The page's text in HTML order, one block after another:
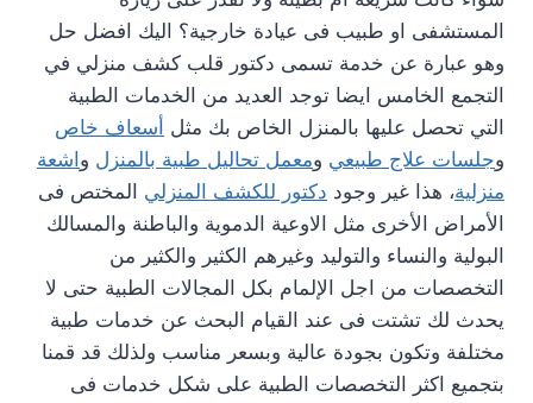
المستشفى او طبيب فى عيادة خارجية؟ اليك افضل حل
وهو عبارة عن خدمة تسمى دكتور قلب كشف منزلي في
التجمع الخامس ايضا توجد العديد من الخدمات الطبية
التي تحصل عليها بالمنزل الخاص بك مثل أسعاف خاص
وجلسات علاج طبيعي ومعمل تحاليل طبية بالمنزل و اشعة
منزلية، هذا غير وجود دكتور للكشف المنزلي المختص فى
الأمراض الأخرى مثل الاوعية الدموية والباطنة والمسالك
البولية والنساء والتوليد وغيرهم الكثير والكثير من
التخصصات من اجل الإلمام بكل المجالات الطبية حتى لا
يحدث لك تشتت فى عند القيام البحث عن خدمات طبية
مختلفة وتكون بجودة عالية وبسعر مناسب ولذلك قد قمنا
بتجميع اكثر التخصصات الطبية على شكل خدمات فى